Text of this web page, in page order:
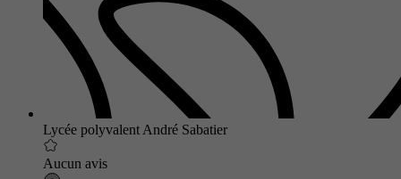
Lycée polyvalent André Sabatier
Aucun avis